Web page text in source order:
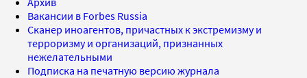
Вакансии в Forbes Russia
Сканер иноагентов, причастных к экстремизму и
терроризму и организаций, признанных
нежелательными
Подписка на печатную версию журнала